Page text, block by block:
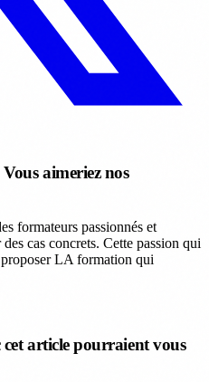
aimeriez nos
formateurs passionnés et
cas concrets. Cette passion qui
LA formation qui
cet article pourraient vous